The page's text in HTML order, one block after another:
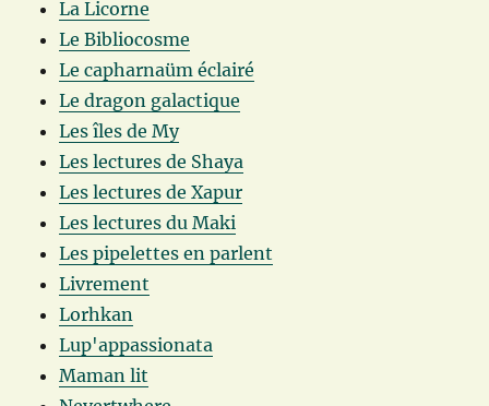
La Licorne
Le Bibliocosme
Le capharnaüm éclairé
Le dragon galactique
Les îles de My
Les lectures de Shaya
Les lectures de Xapur
Les lectures du Maki
Les pipelettes en parlent
Livrement
Lorhkan
Lup'appassionata
Maman lit